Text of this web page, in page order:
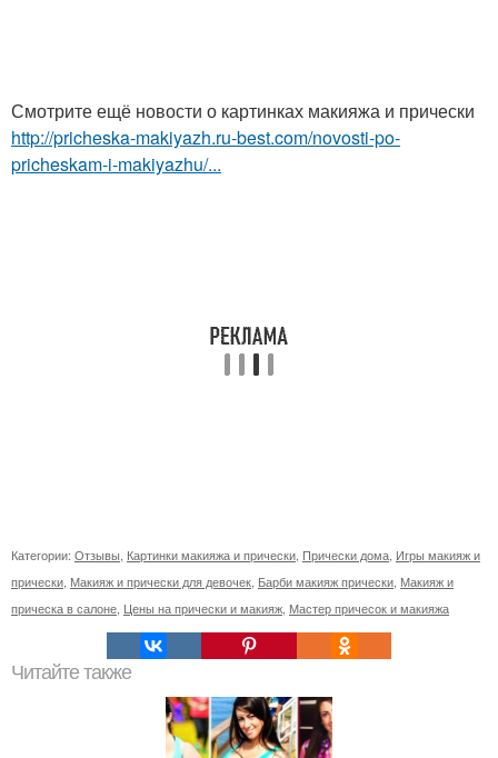
Смотрите ещё новости о картинках макияжа и прически
http://pricheska-makiyazh.ru-best.com/novosti-po-
pricheskam-i-makiyazhu/...
Категории: Отзывы Картинки макияжа и прически Прически дома Игры макияж и
прически Макияж и прически для девочек Барби макияж прически Макияж и
прическа в салоне Цены на прически и макияж Мастер причесок и макияжа
Читайте также